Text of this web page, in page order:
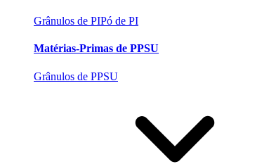
Grânulos de PIPó de PI
Matérias-Primas de PPSU
Grânulos de PPSU